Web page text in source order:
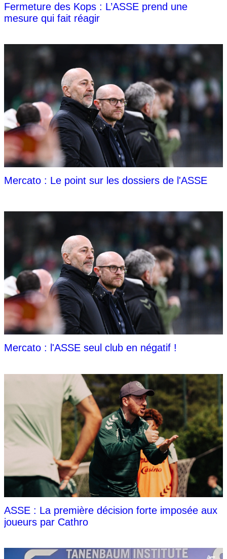
Fermeture des Kops : L’ASSE prend une
mesure qui fait réagir
Mercato : Le point sur les dossiers de l'ASSE
Mercato : l'ASSE seul club en négatif !
ASSE : La première décision forte imposée aux
joueurs par Cathro